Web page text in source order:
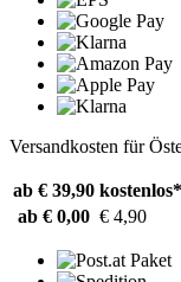
Versandkosten für
ab € 39,90 kostenlos*
ab € 0,00 € 4,90